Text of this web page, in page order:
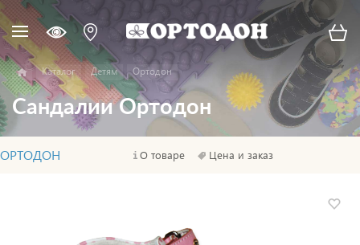
Каталог Детям Ортодон
Сандалии Ортодон
ОРТОДОН О товаре Цена и заказ